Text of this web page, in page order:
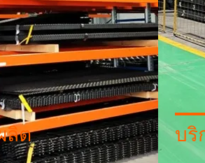
ลิต บริ